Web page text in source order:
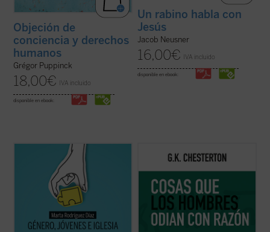
Objeción de
conciencia y derechos
humanos
Grégor Puppinck
18,00€ IVA incluido
disponible en ebook:
Un rabino habla con
Jesús
Jacob Neusner
16,00€ IVA incluido
disponible en ebook:
Alrededor del género se ha abierto una
enorme brecha que separa a padres e
hijos, nietos y abuelos. No hay quien se
entienda y se escuche. En las familias es
motivo de disputa, los hijos no se sienten
acogidos y los padres se frustran ante
(ver ficha)
Coincidiendo ahora con el 150 aniversario
del nacimiento de su autor, este sexto
sufragistas, la prensa, otros temas
habituales y nombres tan representativos
(ver ficha)